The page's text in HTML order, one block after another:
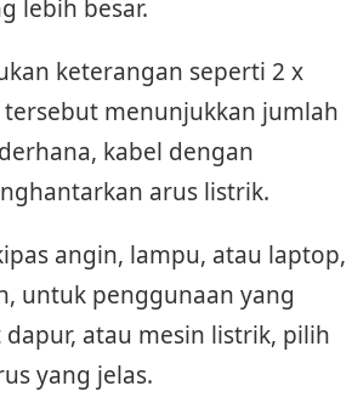
lebih besar.
keterangan seperti 2 x
tersebut menunjukkan jumlah
kabel dengan
arus listrik.
angin, lampu, atau laptop,
untuk penggunaan yang
atau mesin listrik, pilih
yang jelas.